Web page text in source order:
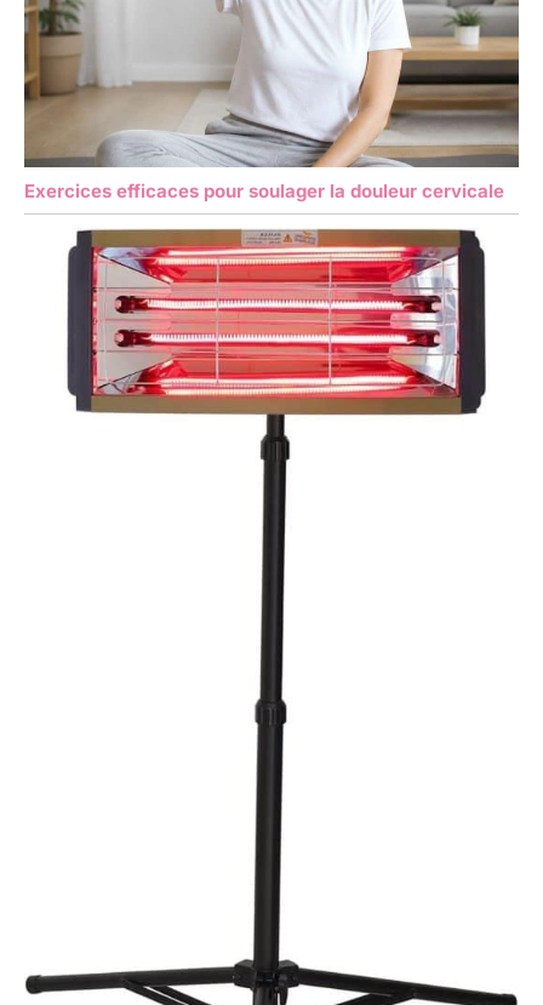
Exercices efficaces pour soulager la douleur cervicale